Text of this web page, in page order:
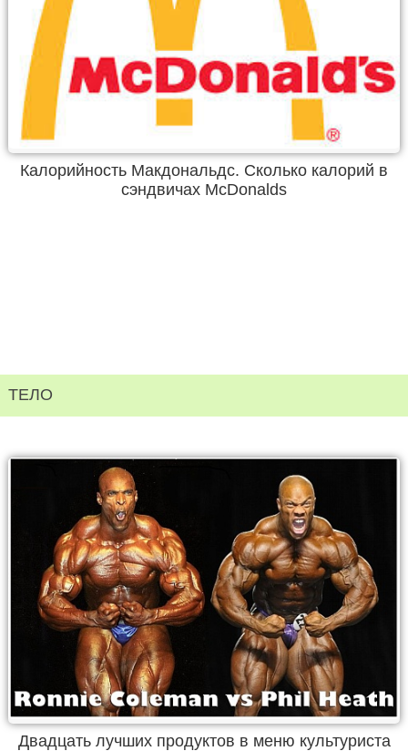
Калорийность Макдональдс. Сколько калорий в
сэндвичах McDonalds
ТЕЛО
Двадцать лучших продуктов в меню культуриста